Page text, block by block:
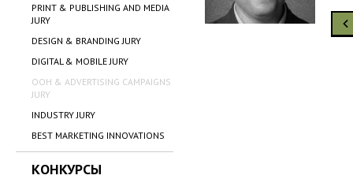
PRINT & PUBLISHING AND MEDIA
JURY
DESIGN & BRANDING JURY
DIGITAL & MOBILE JURY
OOH & ADVERTISING CAMPAIGNS
JURY
INDUSTRY JURY
BEST MARKETING INNOVATIONS
КОНКУРСЫ